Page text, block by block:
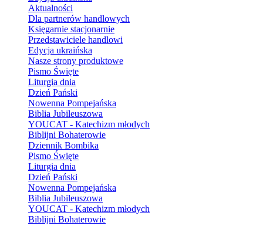
Aktualności
Dla partnerów handlowych
Księgarnie stacjonarnie
Przedstawiciele handlowi
Edycja ukraińska
Nasze strony produktowe
Pismo Święte
Liturgia dnia
Dzień Pański
Nowenna Pompejańska
Biblia Jubileuszowa
YOUCAT - Katechizm młodych
Biblijni Bohaterowie
Dziennik Bombika
Pismo Święte
Liturgia dnia
Dzień Pański
Nowenna Pompejańska
Biblia Jubileuszowa
YOUCAT - Katechizm młodych
Biblijni Bohaterowie